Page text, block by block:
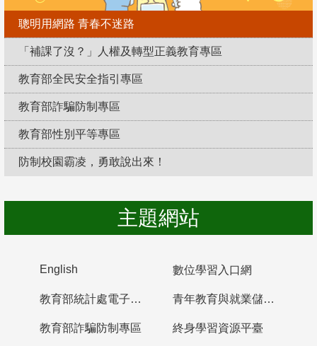
聰明用網路 青春不迷路
「補課了沒？」人權及轉型正義教育專區
教育部全民安全指引專區
教育部詐騙防制專區
教育部性別平等專區
防制校園霸凌，勇敢說出來！
主題網站
English 數位學習入口網
教育部統計處電子書櫃 青年教育與就業儲蓄帳戶
教育部詐騙防制專區 終身學習資源平臺